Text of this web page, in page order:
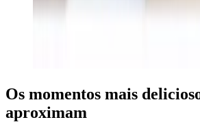
Os momentos mais
aproximam